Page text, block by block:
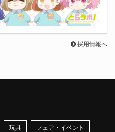
採用情報へ
玩具 フェア・イベント